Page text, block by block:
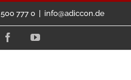
777 0 info@adiccon.de
FacebookYouTube